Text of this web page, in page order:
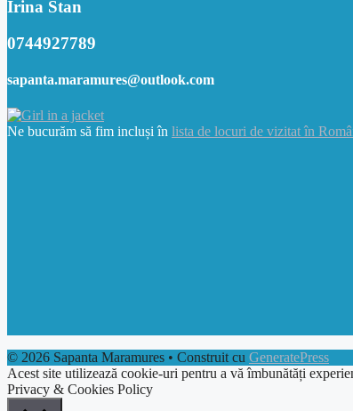
Irina Stan
0744927789
sapanta.maramures@outlook.com
Ne bucurăm să fim incluși în lista de locuri de vizitat în
© 2026 Sapanta Maramures • Construit cu GeneratePress
Acest site utilizează cookie-uri pentru a vă îmbunătăți
Privacy & Cookies Policy